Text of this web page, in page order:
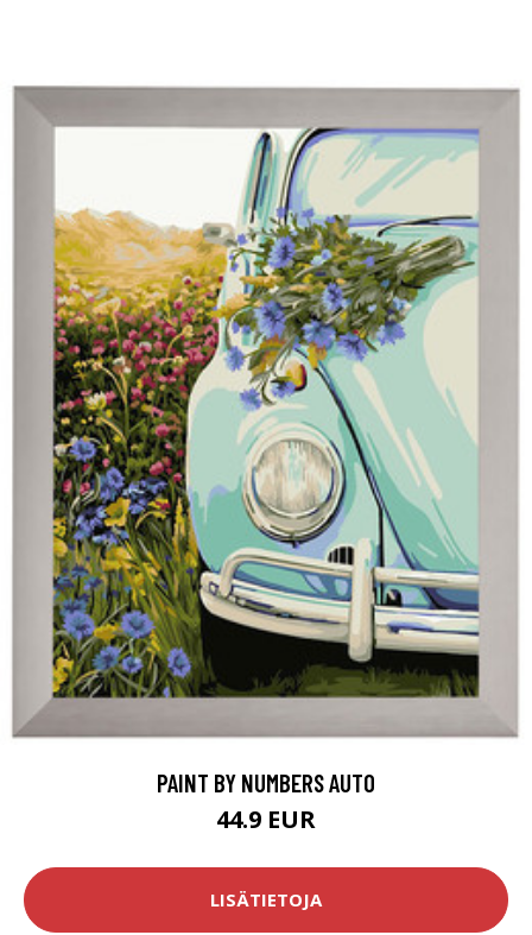
PAINT BY NUMBERS AUTO
44.9 EUR
LISÄTIETOJA